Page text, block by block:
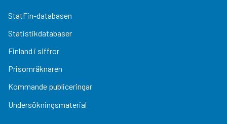
StatFin-databasen
Statistikdatabaser
Finland i siffror
Prisomräknaren
Kommande publiceringar
Undersökningsmaterial